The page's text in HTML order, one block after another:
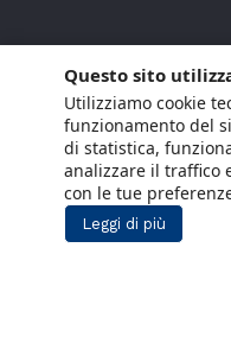
Copyright © 2021 ANCE.
Privacy
Arianna
Cookie Policy
Arianna CE
Gestisci cookie
Social Media Policy
Questo sito
Utilizziamo cookie
funzionamento del
di statistica,
analizzare il traffico
con le tue
Leggi di più